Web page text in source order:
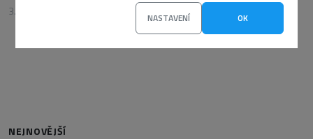
NASTAVENÍ OK
3. listopadu 2025 Petra Sasínová
NEJNOVĚJŠÍ